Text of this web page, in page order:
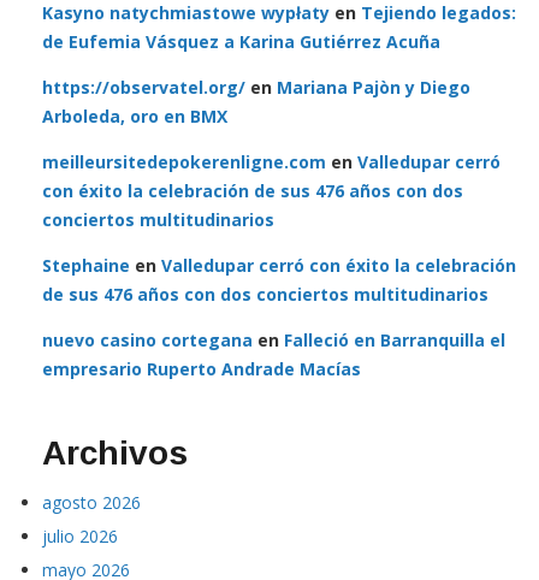
Kasyno natychmiastowe wypłaty en Tejiendo legados:
de Eufemia Vásquez a Karina Gutiérrez Acuña
https://observatel.org/ en Mariana Pajòn y Diego
Arboleda, oro en BMX
meilleursitedepokerenligne.com en Valledupar cerró
con éxito la celebración de sus 476 años con dos
conciertos multitudinarios
Stephaine en Valledupar cerró con éxito la celebración
de sus 476 años con dos conciertos multitudinarios
nuevo casino cortegana en Falleció en Barranquilla el
empresario Ruperto Andrade Macías
Archivos
agosto 2026
julio 2026
mayo 2026